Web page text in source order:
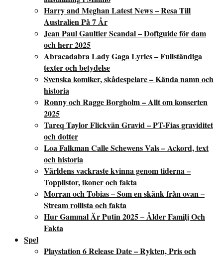
Harry and Meghan Latest News – Resa Till
Australien På 7 År
Jean Paul Gaultier Scandal – Doftguide för dam
och herr 2025
Abracadabra Lady Gaga Lyrics – Fullständiga
texter och betydelse
Svenska komiker, skådespelare – Kända namn och
historia
Ronny och Ragge Borgholm – Allt om konserten
2025
Tareq Taylor Flickvän Gravid – PT-Fias graviditet
och dotter
Loa Falkman Calle Schewens Vals – Ackord, text
och historia
Världens vackraste kvinna genom tiderna –
Topplistor, ikoner och fakta
Morran och Tobias – Som en skänk från ovan –
Stream rollista och fakta
Hur Gammal Är Putin 2025 – Ålder Familj Och
Fakta
Spel
Playstation 6 Release Date – Rykten, Pris och